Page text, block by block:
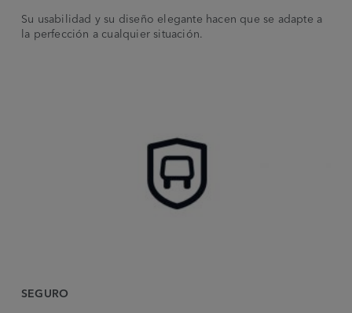
Su usabilidad y su diseño elegante hacen que se adapte a
la perfección a cualquier situación.
SEGURO